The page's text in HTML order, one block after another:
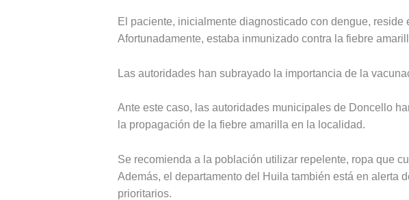
El paciente, inicialmente diagnosticado con dengue,
Afortunadamente, estaba inmunizado contra la fiebre
Las autoridades han subrayado la importancia de la
Ante este caso, las autoridades municipales de Doncello
la propagación de la fiebre amarilla en la localidad.
Se recomienda a la población utilizar repelente, ropa que
Además, el departamento del Huila también está en alerta
prioritarios.